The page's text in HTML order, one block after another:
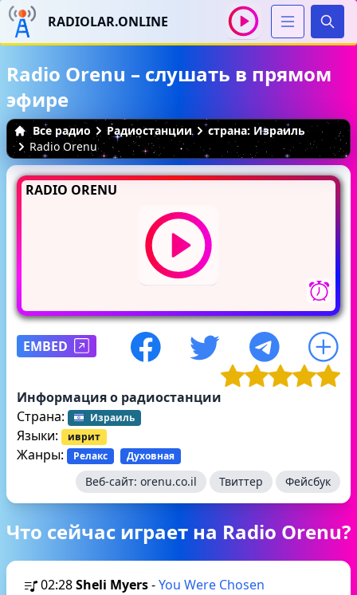
RADIOLAR.ONLINE
Radio Orenu – слушать в прямом
эфире
Все радио Радиостанции
страна: Израиль
Radio Orenu
RADIO ORENU
EMBED
Информация о радиостанции
Страна:
Израиль
Языки: иврит
Жанры: Релакс Духовная
Веб-сайт: orenu.co.il Твиттер Фейсбук
Что сейчас играет на Radio Orenu?
02:28Sheli Myers-You Were Chosen